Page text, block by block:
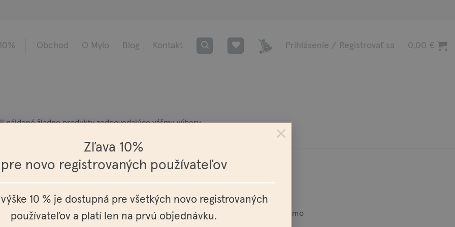
Zľava 10%
pre novo registrovaných používateľov
10 % je dostupná pre všetkých novo registrovaných
používateľov a platí len na prvú objednávku.
×
Obchod O Mylo Blog Kontakt Prihlásenie / Registrovať sa 0,00 €
nájdené žiadne produkty zodpovedajúce vášmu výberu.
Osobné vyzdvihnutie možné v
celej SR a ČR
Doprava nad 100€ zadarmo